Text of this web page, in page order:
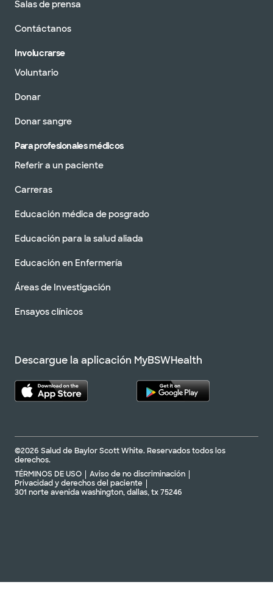
Salas de prensa
Contáctanos
Involucrarse
Voluntario
Donar
Donar sangre
Para profesionales médicos
Referir a un paciente
Carreras
Educación médica de posgrado
Educación para la salud aliada
Educación en Enfermería
Áreas de Investigación
Ensayos clínicos
Descargue la aplicación MyBSWHealth
©2026 Salud de Baylor Scott White. Reservados todos los
derechos.
TÉRMINOS DE USO
Aviso de no discriminación
Privacidad y derechos del paciente
301 norte avenida washington, dallas, tx 75246